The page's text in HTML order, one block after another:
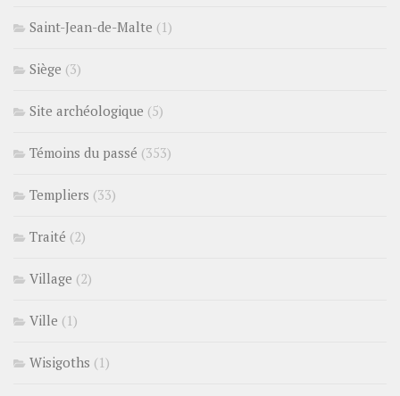
Saint-Jean-de-Malte (1)
Siège (3)
Site archéologique (5)
Témoins du passé (353)
Templiers (33)
Traité (2)
Village (2)
Ville (1)
Wisigoths (1)